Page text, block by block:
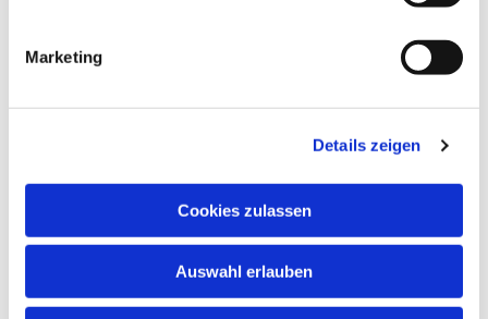
Marketing
Details zeigen
Cookies zulassen
Auswahl erlauben